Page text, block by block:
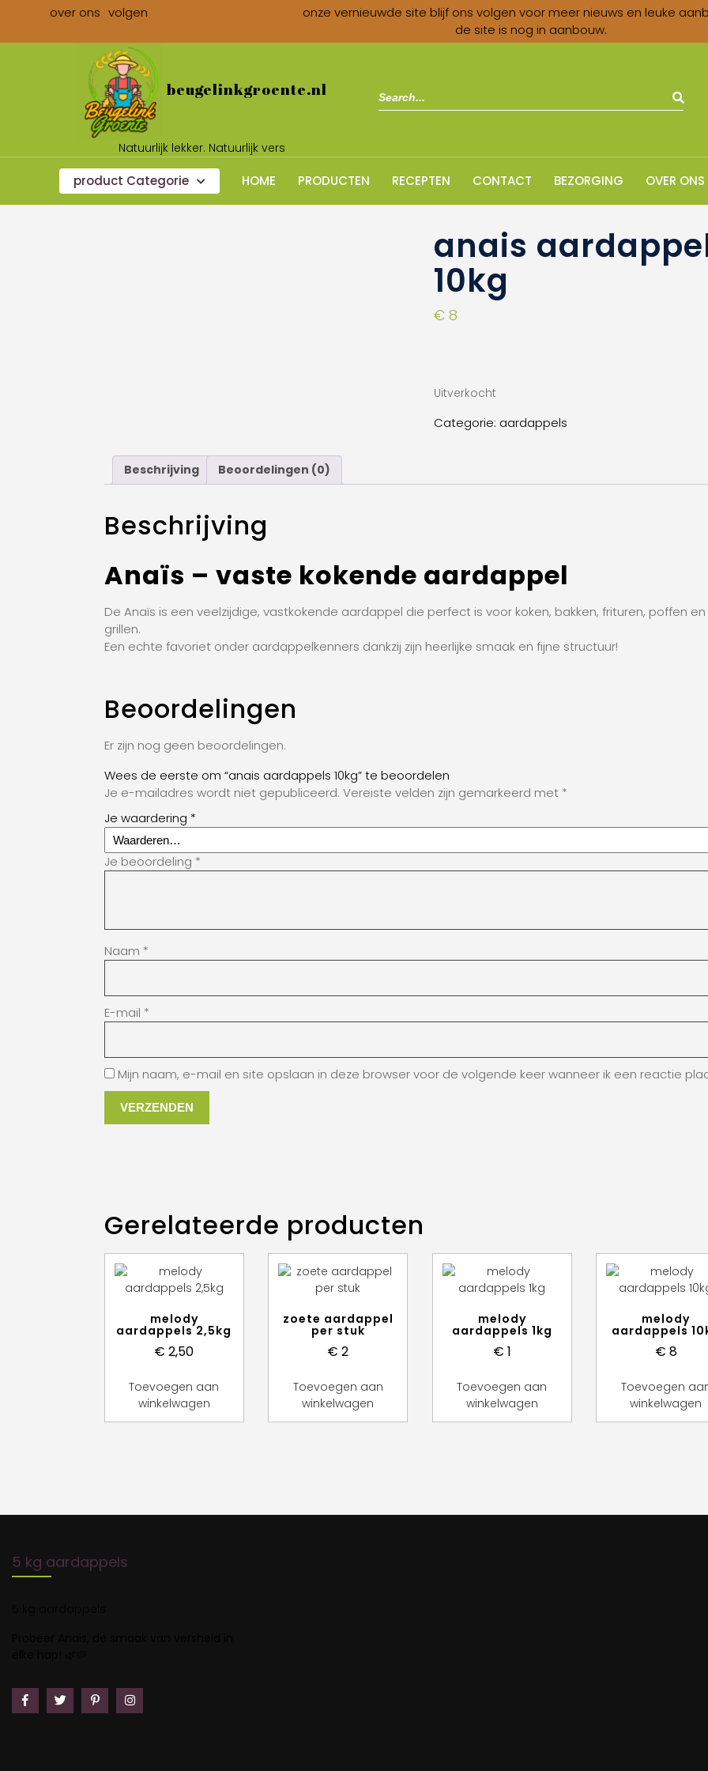
over ons volgen
onze vernieuwde site blijf ons volgen voor meer nieuws en leuke
de site is nog in aanbouw.
beugelinkgroente.nl
Natuurlijk lekker. Natuurlijk vers
product Categorie HOME PRODUCTEN RECEPTEN CONTACT BEZORGING OVER ONS
anais
10kg
€ 8
Uitverkocht
Categorie: aardappels
Beschrijving Beoordelingen (0)
Beschrijving
Anaïs – vaste kokende aardappel
De Anaïs is een veelzijdige, vastkokende aardappel die perfect is voor koken, bakken, frituren, poffen en
grillen.
Een echte favoriet onder aardappelkenners dankzij zijn heerlijke smaak en fijne structuur!
Beoordelingen
Er zijn nog geen beoordelingen.
Wees de eerste om “anais aardappels 10kg” te beoordelen
Je e-mailadres wordt niet gepubliceerd. Vereiste velden zijn gemarkeerd met *
Je waardering *
Je beoordeling *
Naam *
E-mail *
Mijn naam, e-mail en site opslaan in deze browser voor de volgende keer wanneer ik een reactie
Gerelateerde producten
melody
aardappels 2,5kg
€ 2,50
Toevoegen aan
winkelwagen
zoete aardappel
per stuk
€ 2
Toevoegen aan
winkelwagen
melody
aardappels 1kg
€ 1
Toevoegen aan
winkelwagen
melody
aardappels
€ 8
Toevoegen
winkelwagen
5 kg aardappels